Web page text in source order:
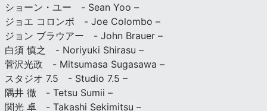
ショーン・ユー - Sean Yoo –
ジョエ コロンボ - Joe Colombo –
ジョン ブラウアー - John Brauer –
白須 慎之 - Noriyuki Shirasu –
菅沢光政 - Mitsumasa Sugasawa –
スタジオ 7.5 - Studio 7.5 –
隅井 徹 - Tetsu Sumii –
関光 卓 - Takashi Sekimitsu –